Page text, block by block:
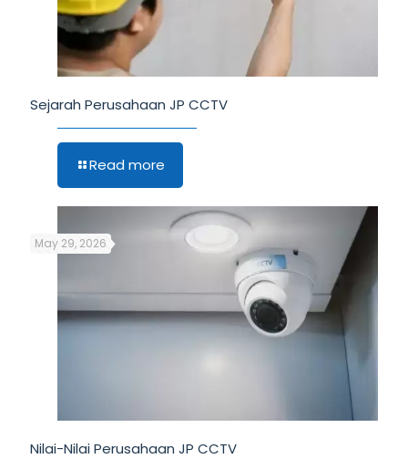
Sejarah Perusahaan JP CCTV
Read more
May 29, 2026
Nilai-Nilai Perusahaan JP CCTV